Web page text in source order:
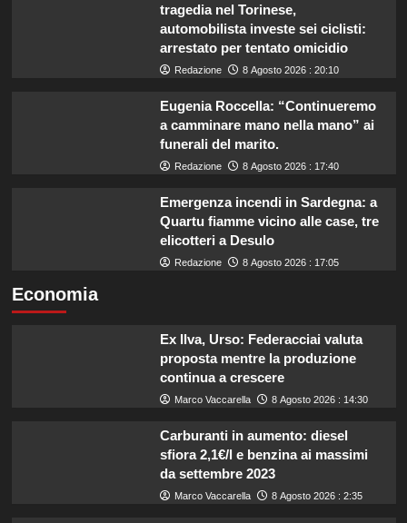
Britney Spears: il suo intenso sfogo
su madre e fallimenti emotivi
tragedia nel Torinese,
automobilista investe sei ciclisti:
arrestato per tentato omicidio
Redazione 8 Agosto 2026 : 20:10
Eugenia Roccella: “Continueremo
a camminare mano nella mano” ai
funerali del marito.
Redazione 8 Agosto 2026 : 17:40
Emergenza incendi in Sardegna: a
Quartu fiamme vicino alle case, tre
elicotteri a Desulo
Redazione 8 Agosto 2026 : 17:05
Economia
Ex Ilva, Urso: Federacciai valuta
proposta mentre la produzione
continua a crescere
Marco Vaccarella 8 Agosto 2026 : 14:30
Carburanti in aumento: diesel
sfiora 2,1€/l e benzina ai massimi
da settembre 2023
Marco Vaccarella 8 Agosto 2026 : 2:35